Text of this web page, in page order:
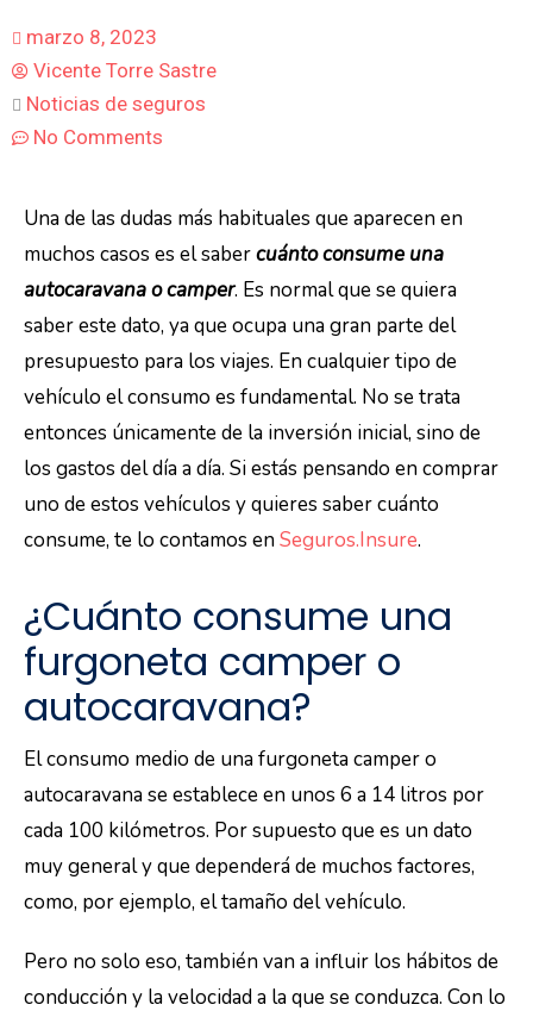
marzo 8, 2023
Vicente Torre Sastre
Noticias de seguros
No Comments
Una de las dudas más habituales que aparecen en
muchos casos es el sabercuánto consume una
autocaravana o camper. Es normal que se quiera
saber este dato, ya que ocupa una gran parte del
presupuesto para los viajes. En cualquier tipo de
vehículo el consumo es fundamental. No se trata
entonces únicamente de la inversión inicial, sino de
los gastos del día a día. Si estás pensando en comprar
uno de estos vehículos y quieres saber cuánto
consume, te lo contamos enSeguros.Insure.
¿Cuánto consume una
furgoneta camper o
autocaravana?
El consumo medio de una furgoneta camper o
autocaravana se establece en unos 6 a 14 litros por
cada 100 kilómetros. Por supuesto que es un dato
muy general y que dependerá de muchos factores,
como, por ejemplo, el tamaño del vehículo.
Pero no solo eso, también van a influir los hábitos de
conducción y la velocidad a la que se conduzca. Con lo